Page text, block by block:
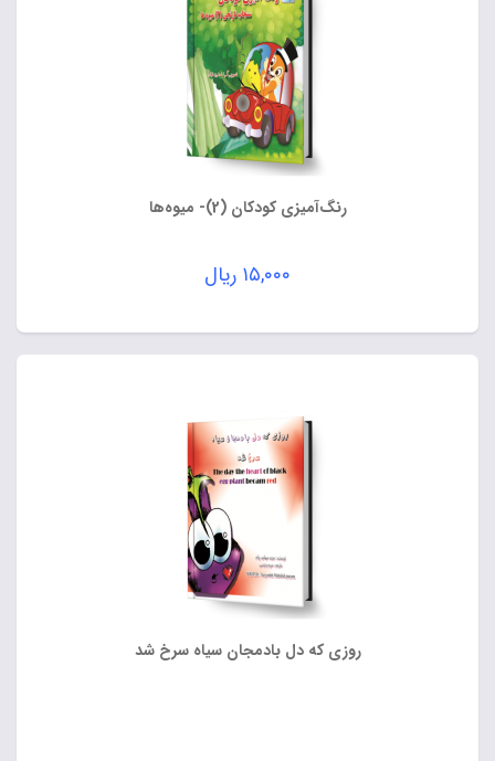
رنگ‌آمیزی کودکان (2)- میوه‌ها
۱۵,۰۰۰ ریال
روزی که دل بادمجان سیاه سرخ شد